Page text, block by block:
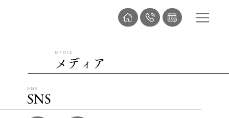
MEDIA
メディア
SNS
SNS